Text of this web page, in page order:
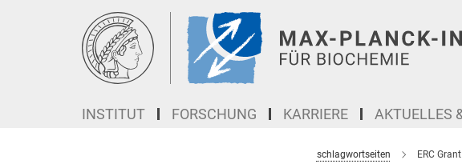
INSTITUT FORSCHUNG KARRIERE AKTUELLES
schlagwortseiten ERC